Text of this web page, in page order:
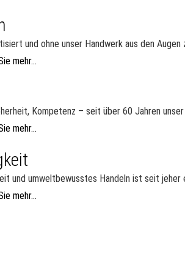
und ohne unser Handwerk aus den Augen
mehr...
Kompetenz – seit über 60 Jahren
mehr...
und umweltbewusstes Handeln ist seit jeher
mehr...